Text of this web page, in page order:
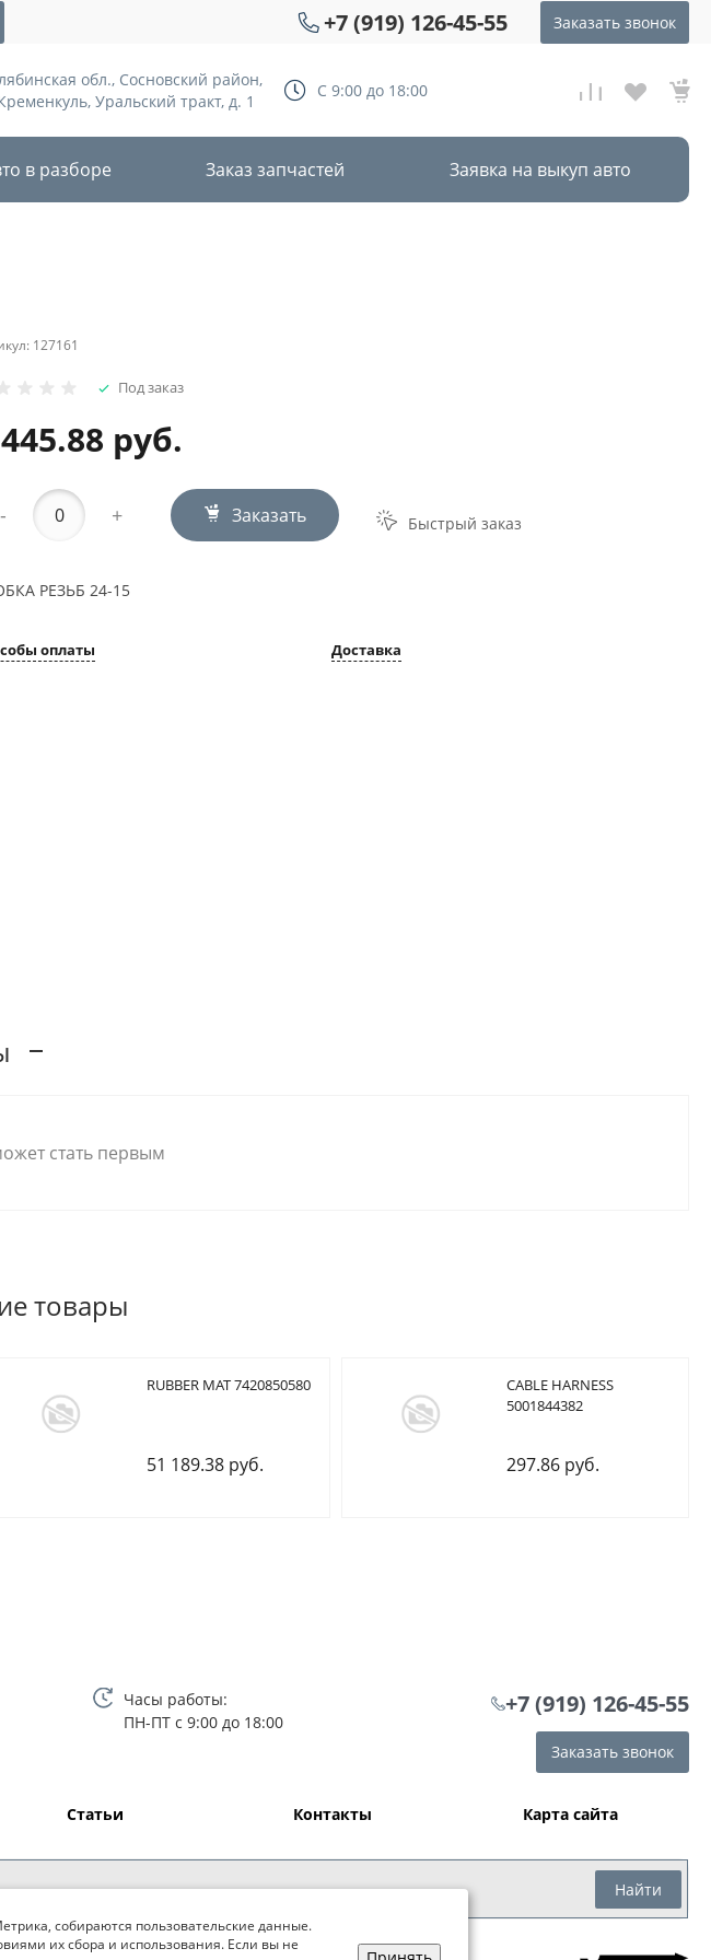
+7 (919) 126-45-55 Заказать звонок
обл., Сосновский район,
Уральский тракт, д. 1
С 9:00 до 18:00
в разборе Заказ запчастей Заявка на выкуп авто
127161
Под заказ
руб.
- + Заказать Быстрый заказ
РЕЗЬБ 24-15
оплаты Доставка
стать первым
товары
RUBBER MAT 7420850580
51 189.38 руб.
CABLE HARNESS
5001844382
297.86 руб.
Часы работы:
ПН-ПТ с 9:00 до 18:00
+7 (919) 126-45-55
Заказать звонок
Статьи Контакты Карта сайта
Найти
собираются пользовательские данные.
их сбора и использования. Если вы не